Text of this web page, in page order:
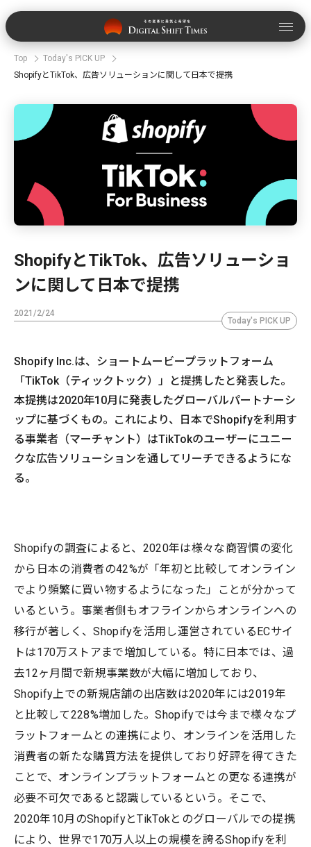
Top
Today's PICK UP
ShopifyとTikTok、広告ソリューションに関して日本で提携
ShopifyとTikTok、広告ソリューショ
ンに関して日本で提携
2021/2/24
Today's PICK UP
Shopify Inc.は、ショートムービープラットフォーム
「TikTok（ティックトック）」と提携したと発表した。
本提携は2020年10月に発表したグローバルパートナーシ
ップに基づくもの。これにより、日本でShopifyを利用す
る事業者（マーチャント）はTikTokのユーザーにユニー
クな広告ソリューションを通してリーチできるようにな
る。
Shopifyの調査によると、2020年は様々な商習慣の変化
から日本の消費者の42%が「年初と比較してオンライン
でより頻繁に買い物するようになった」ことが分かって
いるという。事業者側もオフラインからオンラインへの
移行が著しく、Shopifyを活用し運営されているECサイ
トは170万ストアまで増加している。特に日本では、過
去12ヶ月間で新規事業数が大幅に増加しており、
Shopify上での新規店舗の出店数は2020年には2019年
と比較して228%増加した。Shopifyでは今まで様々なプ
ラットフォームとの連携により、オンラインを活用した
消費者の新たな購買方法を提供しており好評を得てきた
ことで、オンラインプラットフォームとの更なる連携が
必要不可欠であると認識しているという。そこで、
2020年10月のShopifyとTikTokとのグローバルでの提携
により、世界で170万人以上の規模を誇るShopifyを利